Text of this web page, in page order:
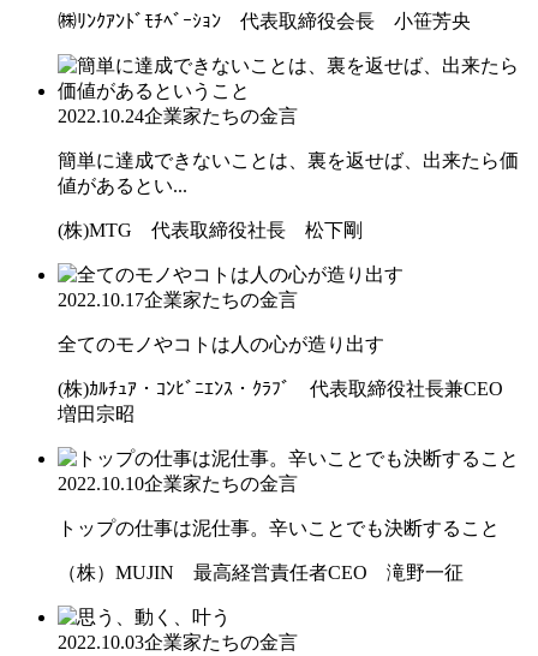
㈱ﾘﾝｸｱﾝﾄﾞﾓﾁﾍﾞｰｼｮﾝ 代表取締役会長 小笹芳央
2022.10.24企業家たちの金言
簡単に達成できないことは、裏を返せば、出来たら価
値があるとい...
(株)MTG 代表取締役社長 松下剛
2022.10.17企業家たちの金言
全てのモノやコトは人の心が造り出す
(株)ｶﾙﾁｭｱ・ｺﾝﾋﾞﾆｴﾝｽ・ｸﾗﾌﾞ 代表取締役社長兼CEO
増田宗昭
2022.10.10企業家たちの金言
トップの仕事は泥仕事。辛いことでも決断すること
（株）MUJIN 最高経営責任者CEO 滝野一征
2022.10.03企業家たちの金言